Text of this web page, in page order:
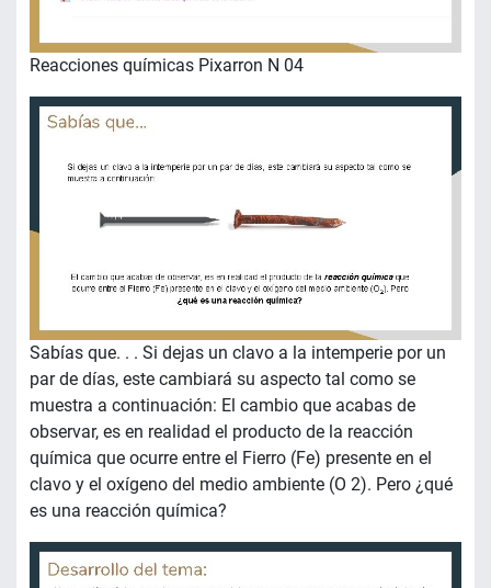
Reacciones químicas Pixarron N 04
Sabías que. . . Si dejas un clavo a la intemperie por un
par de días, este cambiará su aspecto tal como se
muestra a continuación: El cambio que acabas de
observar, es en realidad el producto de la reacción
química que ocurre entre el Fierro (Fe) presente en el
clavo y el oxígeno del medio ambiente (O 2). Pero ¿qué
es una reacción química?